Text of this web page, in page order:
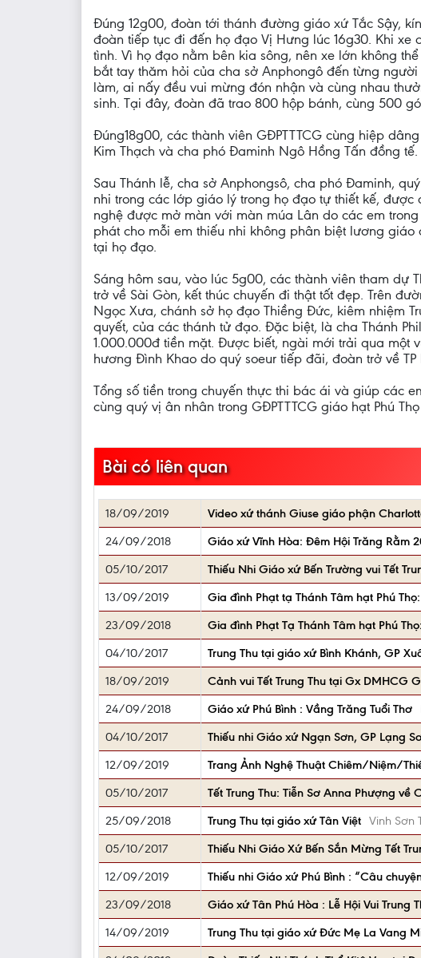
Đúng 12g00, đoàn tới thánh đường giáo xứ Tắc Sậy,
đoàn tiếp tục đi đến họ đạo Vị Hưng lúc 16g30. Khi
tình. Vì họ đạo nằm bên kia sông, nên xe lớn không
bắt tay thăm hỏi của cha sở Anphongô đến từng
làm, ai nấy đều vui mừng đón nhận và cùng nhau
sinh. Tại đây, đoàn đã trao 800 hộp bánh, cùng 500
Đúng18g00, các thành viên GĐPTTTCG cùng hiệp
Kim Thạch và cha phó Đaminh Ngô Hồng Tấn đồng tế.
Sau Thánh lễ, cha sở Anphongsô, cha phó Đaminh,
nhi trong các lớp giáo lý trong họ đạo tự thiết kế, được
nghệ được mở màn với màn múa Lân do các em
phát cho mỗi em thiếu nhi không phân biệt lương
tại họ đạo.
Sáng hôm sau, vào lúc 5g00, các thành viên tham dự
trở về Sài Gòn, kết thúc chuyến đi thật tốt đẹp. Trên
Ngọc Xưa, chánh sở họ đạo Thiềng Đức, kiêm nhiệm
quyết, của các thánh tử đạo. Đặc biệt, là cha Thánh
1.000.000đ tiền mặt. Được biết, ngài mới trải qua một
hương Đình Khao do quý soeur tiếp đãi, đoàn trở về
Tổng số tiền trong chuyến thực thi bác ái và giúp các
cùng quý vị ân nhân trong GĐPTTTCG giáo hạt Phú
Bài có liên quan
18/09/2019 Video xứ thánh Giuse giáo phận
24/09/2018
Giáo xứ Vĩnh Hòa: Đêm Hội Trăng Rằm
05/10/2017
Thiếu Nhi Giáo xứ Bến Trường vui Tết
13/09/2019
Gia đình Phạt tạ Thánh Tâm hạt Phú
23/09/2018
Gia đình Phạt Tạ Thánh Tâm hạt Phú
04/10/2017
Trung Thu tại giáo xứ Bình Khánh, GP
18/09/2019
Cảnh vui Tết Trung Thu tại Gx DMHCG
24/09/2018
Giáo xứ Phú Bình : Vầng Trăng Tuổi Thơ
04/10/2017
Thiếu nhi Giáo xứ Ngạn Sơn, GP Lạng
12/09/2019
Trang Ảnh Nghệ Thuật Chiêm/Niệm/
05/10/2017
Tết Trung Thu: Tiễn Sơ Anna Phượng về
25/09/2018
Trung Thu tại giáo xứ Tân Việt Vinh Sơn
05/10/2017
Thiếu Nhi Giáo Xứ Bến Sắn Mừng Tết
12/09/2019
Thiếu nhi Giáo xứ Phú Bình : “Câu
23/09/2018
Giáo xứ Tân Phú Hòa : Lễ Hội Vui Trung
14/09/2019
Trung Thu tại giáo xứ Đức Mẹ La Vang